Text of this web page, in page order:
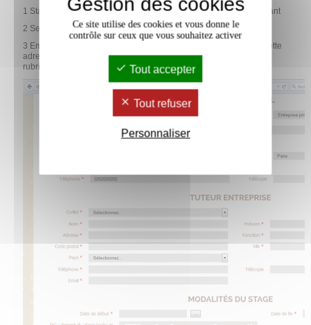
1 Statut : Privé, public. Sélectionnez le statut dans le menu déroulant
2 Secteur d’activité : sélectionnez dans le menu déroulant.
3 Email du tuteur dans l’organisme d’accueil : attention ! C’est à cette
adresse que les conventions seront envoyées, renseignez cette
rubrique avec soin.
Ce site utilise des cookies et vous donne le
contrôle sur ceux que vous souhaitez activer
Tout accepter
Tout refuser
Personnaliser